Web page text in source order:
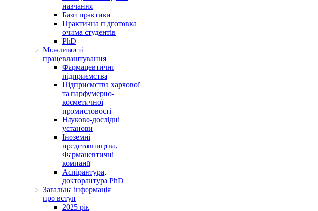
навчання
Бази практики
Практична підготовка
очима студентів
PhD
Можливості
працевлаштування
Фармацевтичні
підприємства
Підприємства харчової
та парфумерно-
косметичної
промисловості
Науково-дослідні
установи
Іноземні
представництва,
Фармацевтичні
компанії
Аспірантура,
докторантура PhD
Загальна інформація
про вступ
2025 рік